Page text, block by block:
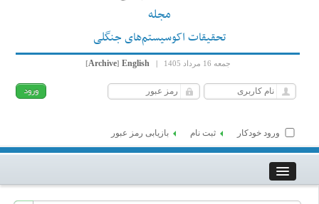
مجله
تحقیقات اکوسیستم‌های جنگلی
جمعه 16 مرداد 1405 |
English
[Archive]
ورود خودکار ثبت نام بازیابی رمز عبور